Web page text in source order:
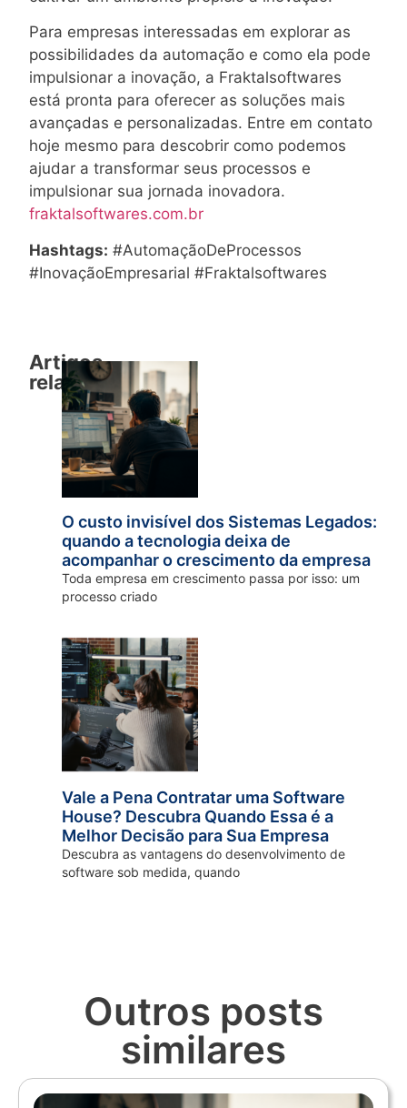
Para empresas interessadas em explorar as
possibilidades da automação e como ela pode
impulsionar a inovação, a Fraktalsoftwares
está pronta para oferecer as soluções mais
avançadas e personalizadas. Entre em contato
hoje mesmo para descobrir como podemos
ajudar a transformar seus processos e
impulsionar sua jornada inovadora.
fraktalsoftwares.com.br
Hashtags: #AutomaçãoDeProcessos
#InovaçãoEmpresarial #Fraktalsoftwares
Artigos
relacionados
O custo invisível dos Sistemas Legados:
quando a tecnologia deixa de
acompanhar o crescimento da empresa
Toda empresa em crescimento passa por isso: um
processo criado
Vale a Pena Contratar uma Software
House? Descubra Quando Essa é a
Melhor Decisão para Sua Empresa
Descubra as vantagens do desenvolvimento de
software sob medida, quando
Outros posts
similares